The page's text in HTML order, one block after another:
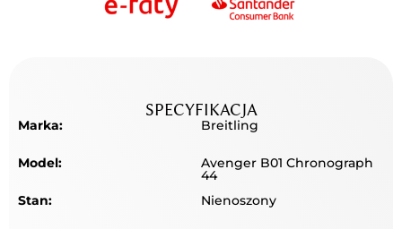
SPECYFIKACJA
Marka: Breitling
Model: Avenger B01 Chronograph
44
Stan:
Nienoszony